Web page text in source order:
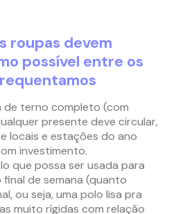
roupas devem
possível entre os
de terno completo (com
presente deve circular,
locais e estações do ano
investimento.
que possa ser usada para
de semana (quanto
ou seja, uma polo lisa pra
muito rígidas com relação